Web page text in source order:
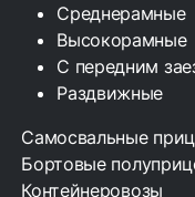
Среднерамные
Высокорамные
С передним
Раздвижные
Самосвальные
Бортовые
Контейнеровозы